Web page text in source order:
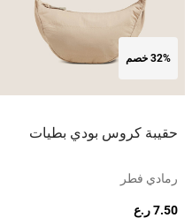
32% خصم
حقيبة كروس بودي بطيات
رمادي فطر
7.50 ر.ع